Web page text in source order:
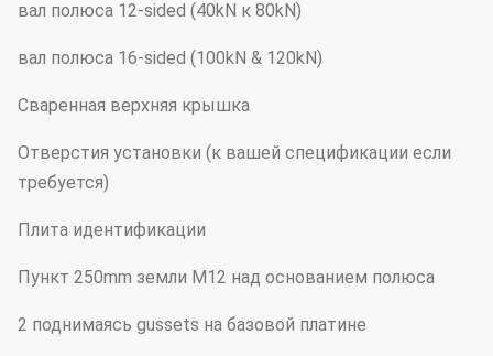
вал полюса 12-sided (40kN к 80kN)
вал полюса 16-sided (100kN & 120kN)
Сваренная верхняя крышка
Отверстия установки (к вашей спецификации если
требуется)
Плита идентификации
Пункт 250mm земли M12 над основанием полюса
2 поднимаясь gussets на базовой платине